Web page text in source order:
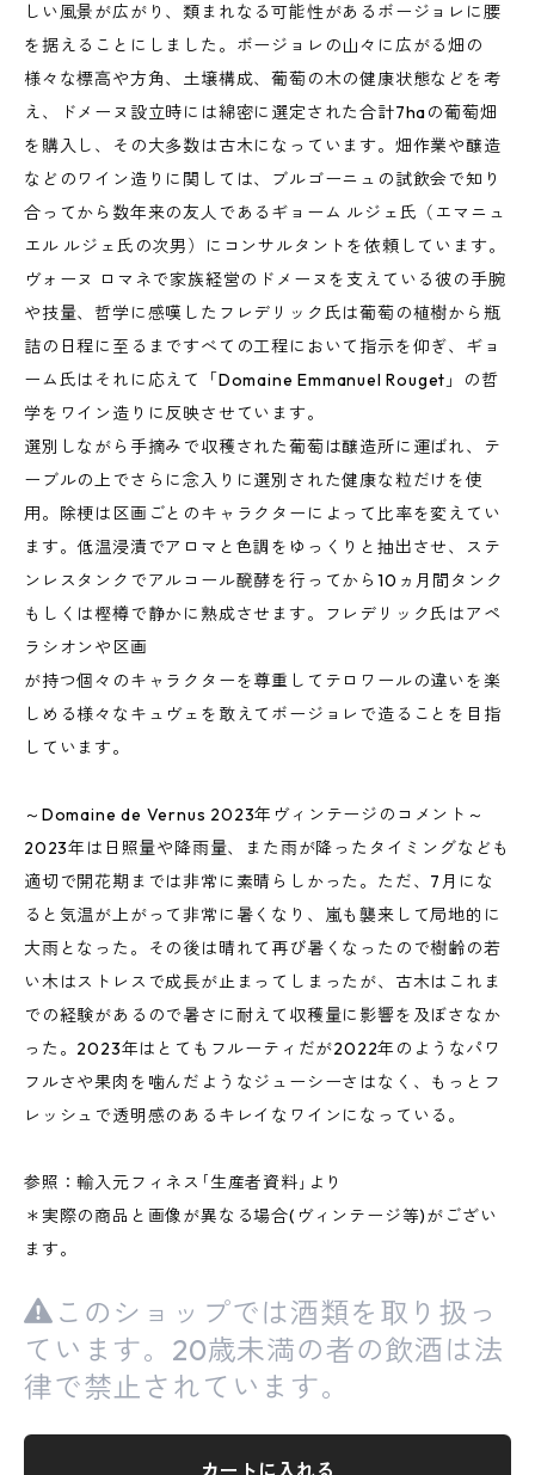
しい風景が広がり、類まれなる可能性があるボージョレに腰
を据えることにしました。ボージョレの山々に広がる畑の
様々な標高や方角、土壌構成、葡萄の木の健康状態などを考
え、ドメーヌ設立時には綿密に選定された合計7haの葡萄畑
を購入し、その大多数は古木になっています。畑作業や醸造
などのワイン造りに関しては、ブルゴーニュの試飲会で知り
合ってから数年来の友人であるギョーム ルジェ氏（エマニュ
エル ルジェ氏の次男）にコンサルタントを依頼しています。
ヴォーヌ ロマネで家族経営のドメーヌを支えている彼の手腕
や技量、哲学に感嘆したフレデリック氏は葡萄の植樹から瓶
詰の日程に至るまですべての工程において指示を仰ぎ、ギョ
ーム氏はそれに応えて「Domaine Emmanuel Rouget」の哲
学をワイン造りに反映させています。
選別しながら手摘みで収穫された葡萄は醸造所に運ばれ、テ
ーブルの上でさらに念入りに選別された健康な粒だけを使
用。除梗は区画ごとのキャラクターによって比率を変えてい
ます。低温浸漬でアロマと色調をゆっくりと抽出させ、ステ
ンレスタンクでアルコール醗酵を行ってから10ヵ月間タンク
もしくは樫樽で静かに熟成させます。フレデリック氏はアペ
ラシオンや区画
が持つ個々のキャラクターを尊重してテロワールの違いを楽
しめる様々なキュヴェを敢えてボージョレで造ることを目指
しています。
～Domaine de Vernus 2023年ヴィンテージのコメント～
2023年は日照量や降雨量、また雨が降ったタイミングなども
適切で開花期までは非常に素晴らしかった。ただ、7月にな
ると気温が上がって非常に暑くなり、嵐も襲来して局地的に
大雨となった。その後は晴れて再び暑くなったので樹齢の若
い木はストレスで成長が止まってしまったが、古木はこれま
での経験があるので暑さに耐えて収穫量に影響を及ぼさなか
った。2023年はとてもフルーティだが2022年のようなパワ
フルさや果肉を噛んだようなジューシーさはなく、もっとフ
レッシュで透明感のあるキレイなワインになっている。
参照：輸入元フィネス｢生産者資料｣より
＊実際の商品と画像が異なる場合(ヴィンテージ等)がござい
ます。
このショップでは酒類を取り扱っ
ています。20歳未満の者の飲酒は法
律で禁止されています。
カートに入れる